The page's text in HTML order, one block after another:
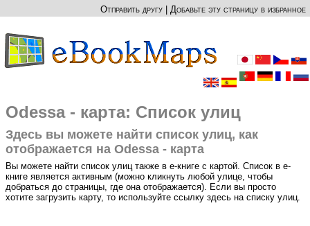
Отправить другу Добавьте эту страницу в избранное
Odessa - карта: Список улиц
Здесь вы можете найти список улиц, как
отображается на Odessa - карта
Вы можете найти список улиц также в е-книге с картой. Список в е-
книге является активным (можно кликнуть любой улице, чтобы
добраться до страницы, где она отображается). Если вы просто
хотите загрузить карту, то используйте ссылку здесь на списку улиц.